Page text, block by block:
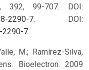
392, 99-707. DOI:
2290-7.
DOI:
2290-7
M.; Ramírez-Silva,
Bioelectron. 2009